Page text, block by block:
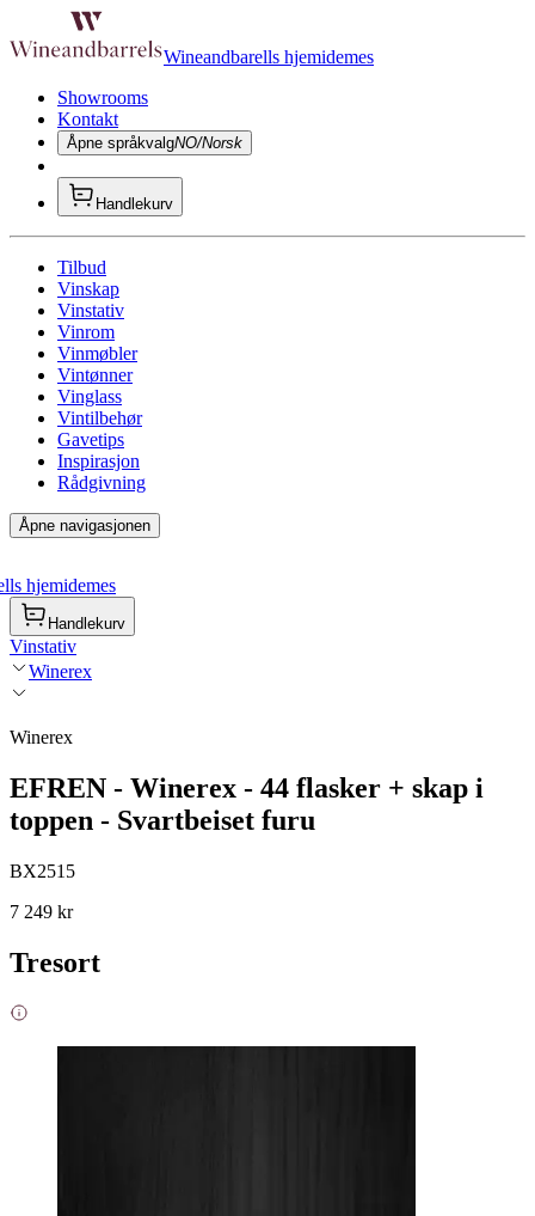
Wineandbarells hjemidemes
Showrooms
Kontakt
Åpne språkvalgNO/Norsk
Handlekurv
Tilbud
Vinskap
Vinstativ
Vinrom
Vinmøbler
Vintønner
Vinglass
Vintilbehør
Gavetips
Inspirasjon
Rådgivning
Åpne navigasjonen
hjemidemes
Handlekurv
Vinstativ
Winerex
Winerex
EFREN - Winerex - 44 flasker + skap i
toppen - Svartbeiset furu
BX2515
7 249 kr
Tresort